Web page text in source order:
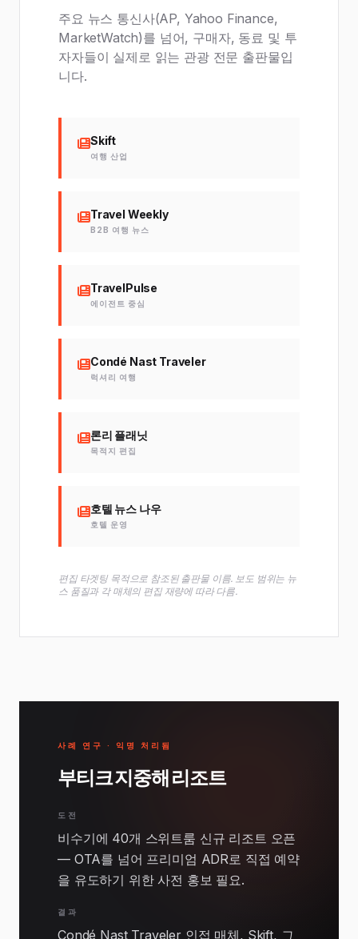
주요 뉴스 통신사(AP, Yahoo Finance,
MarketWatch)를 넘어, 구매자, 동료 및 투
자자들이 실제로 읽는 관광 전문 출판물입
니다.
Skift
여행 산업
Travel Weekly
B2B 여행 뉴스
TravelPulse
에이전트 중심
Condé Nast Traveler
럭셔리 여행
론리 플래닛
목적지 편집
호텔 뉴스 나우
호텔 운영
편집 타겟팅 목적으로 참조된 출판물 이름. 보도 범위는 뉴
스 품질과 각 매체의 편집 재량에 따라 다름.
사례 연구 · 익명 처리됨
부티크 지중해 리조트
도전
비수기에 40개 스위트룸 신규 리조트 오픈
— OTA를 넘어 프리미엄 ADR로 직접 예약
을 유도하기 위한 사전 홍보 필요.
결과
Condé Nast Traveler 인접 매체, Skift, 그